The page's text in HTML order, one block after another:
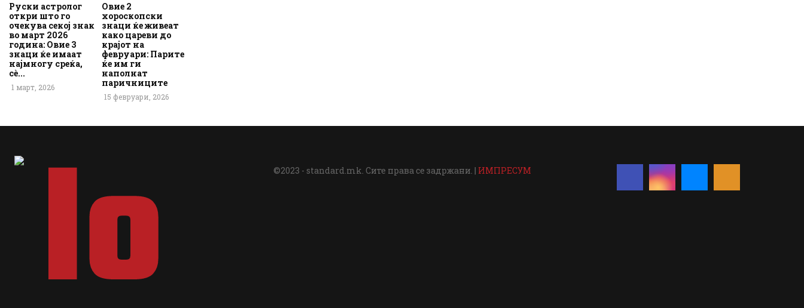
Руски астролог
откри што го
очекува секој знак
во март 2026
година: Овие 3
знаци ќе имаат
најмногу среќа,
сè...
1 март, 2026
Овие 2
хороскопски
знаци ќе живеат
како цареви до
крајот на
февруари: Парите
ќе им ги
наполнат
паричниците
15 февруари, 2026
©2023 - standard.mk. Сите права се задржани. | ИМПРЕСУМ